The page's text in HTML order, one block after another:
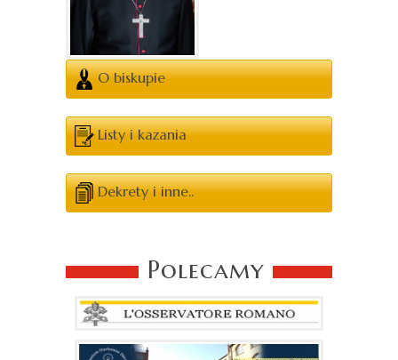
O biskupie
Listy i kazania
Dekrety i inne..
Polecamy